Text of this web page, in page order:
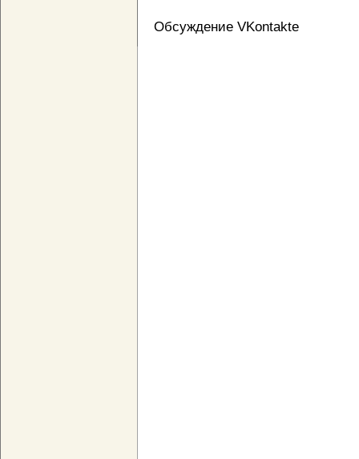
Обсуждение VKontakte